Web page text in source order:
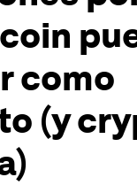
como
(y